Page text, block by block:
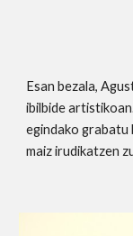
Esan bezala,
ibilbide
egindako
maiz irudikatzen